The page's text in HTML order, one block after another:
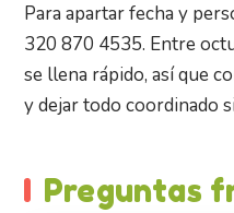
Para apartar fecha y
320 870 4535. Entre
se llena rápido, así que
y dejar todo coordinado
Preguntas